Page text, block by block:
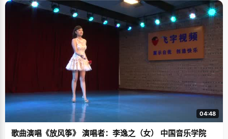
04:48
歌曲演唱《放风筝》 演唱者：李逸之（女） 中国音乐学院